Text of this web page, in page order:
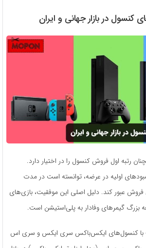
کنسول در بازار جهانی و ایران
رتبه اول فروش کنسول را در اختیار دارد.
باوجود کمبودهای اولیه در عرضه، توانسته است در مدت
مرز 50 میلیون فروش عبور کند. دلیل اصلی این موفقیت، بازی‌های
بزرگ گیمرهای وفادار به پلی‌استیشن است.
با کنسول‌های ایکس‌باکس سری ایکس و سری اس